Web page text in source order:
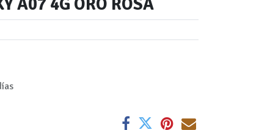
A07 4G ORO ROSA